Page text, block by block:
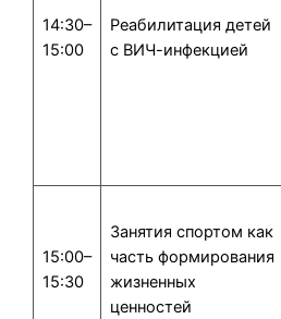
14:30–
15:00
Реабилитация детей
с ВИЧ-инфекцией
15:00–
15:30
Занятия спортом как
часть формирования
жизненных
ценностей